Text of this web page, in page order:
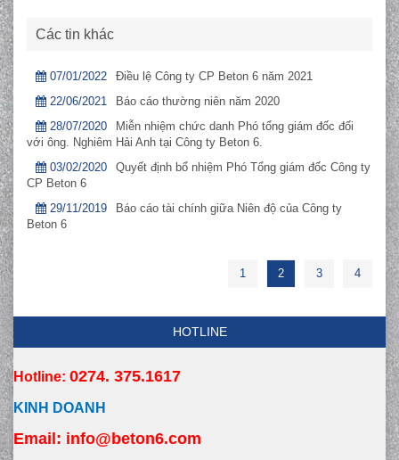
Các tin khác
07/01/2022
Điều lệ Công ty CP Beton 6 năm 2021
22/06/2021
Báo cáo thường niên năm 2020
28/07/2020
Miễn nhiệm chức danh Phó tổng giám đốc đối
với ông. Nghiêm Hải Anh tại Công ty Beton 6.
03/02/2020
Quyết định bổ nhiệm Phó Tổng giám đốc Công ty
CP Beton 6
29/11/2019
Báo cáo tài chính giữa Niên độ của Công ty
Beton 6
1 2 3 4
HOTLINE
Hotline: 0274. 375.1617
KINH DOANH
Email: info@beton6.com